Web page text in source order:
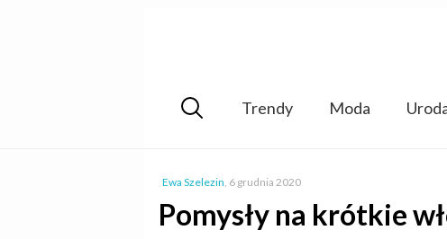
Trendy Moda
Ewa Szelezin, 6 grudnia 2020
Pomysły na krótkie